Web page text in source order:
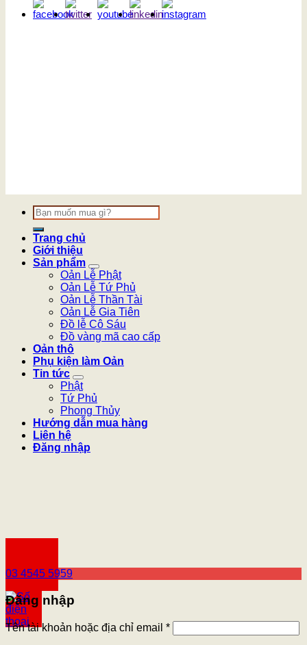
Tìm
kiếm:
Trang chủ
Giới thiệu
Sản phẩm
Oản Lễ Phật
Oản Lễ Tứ Phủ
Oản Lễ Thần Tài
Oản Lễ Gia Tiên
Đồ lễ Cô Sáu
Đồ vàng mã cao cấp
Oản thô
Phụ kiện làm Oản
Tin tức
Phật
Tứ Phủ
Phong Thủy
Hướng dẫn mua hàng
Liên hệ
Đăng nhập
03 4545 5959
Đăng nhập
Tên tài khoản hoặc địa chỉ email *